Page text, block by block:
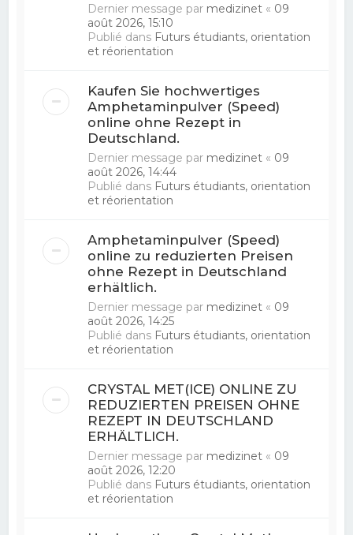
Dernier message par medizinet « 09
août 2026, 15:10
Publié dans Futurs étudiants, orientation
et réorientation
Kaufen Sie hochwertiges
Amphetaminpulver (Speed)
online ohne Rezept in
Deutschland.
Dernier message par medizinet « 09
août 2026, 14:44
Publié dans Futurs étudiants, orientation
et réorientation
Amphetaminpulver (Speed)
online zu reduzierten Preisen
ohne Rezept in Deutschland
erhältlich.
Dernier message par medizinet « 09
août 2026, 14:25
Publié dans Futurs étudiants, orientation
et réorientation
CRYSTAL MET(ICE) ONLINE ZU
REDUZIERTEN PREISEN OHNE
REZEPT IN DEUTSCHLAND
ERHÄLTLICH.
Dernier message par medizinet « 09
août 2026, 12:20
Publié dans Futurs étudiants, orientation
et réorientation